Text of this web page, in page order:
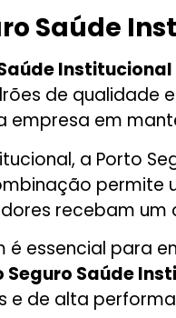
Saúde
Institucional
de qualidade
empresa em
a Porto
recebam um
é essencial para
Seguro Saúde
e de alta